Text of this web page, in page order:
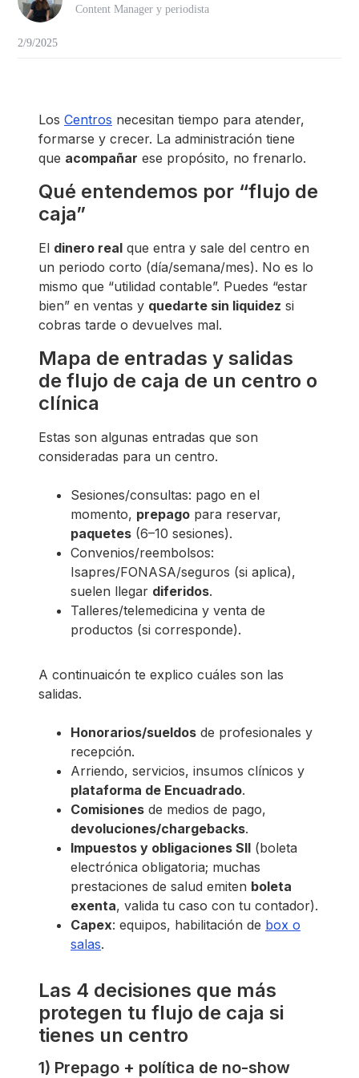
Content Manager y periodista
2/9/2025
Los Centros necesitan tiempo para atender,
formarse y crecer. La administración tiene
que acompañar ese propósito, no frenarlo.
Qué entendemos por “flujo de
caja”
El dinero real que entra y sale del centro en
un periodo corto (día/semana/mes). No es lo
mismo que “utilidad contable”. Puedes “estar
bien” en ventas y quedarte sin liquidez si
cobras tarde o devuelves mal.
Mapa de entradas y salidas
de flujo de caja de un centro o
clínica
Estas son algunas entradas que son
consideradas para un centro.
Sesiones/consultas: pago en el
momento, prepago para reservar,
paquetes (6–10 sesiones).
Convenios/reembolsos:
Isapres/FONASA/seguros (si aplica),
suelen llegar diferidos.
Talleres/telemedicina y venta de
productos (si corresponde).
A continuaicón te explico cuáles son las
salidas.
Honorarios/sueldos de profesionales y
recepción.
Arriendo, servicios, insumos clínicos y
plataforma de Encuadrado.
Comisiones de medios de pago,
devoluciones/chargebacks.
Impuestos y obligaciones SII (boleta
electrónica obligatoria; muchas
prestaciones de salud emiten boleta
exenta, valida tu caso con tu contador).
Capex: equipos, habilitación de box o
salas.
Las 4 decisiones que más
protegen tu flujo de caja si
tienes un centro
1) Prepago + política de no-show